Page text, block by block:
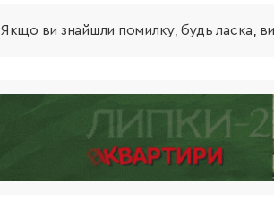
Якщо ви знайшли помилку, будь ласка,